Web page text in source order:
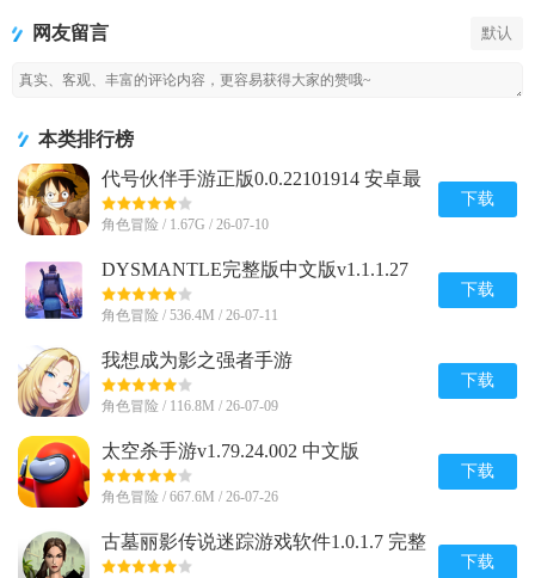
网友留言 默认
本类排行榜
代号伙伴手游正版0.0.22101914 安卓最
新版
角色冒险 / 1.67G / 26-07-10
下载
DYSMANTLE完整版中文版v1.1.1.27
安卓免付费版
角色冒险 / 536.4M / 26-07-11
下载
我想成为影之强者手游
(Eminence)v1.0.7 安卓最新版
角色冒险 / 116.8M / 26-07-09
下载
太空杀手游v1.79.24.002 中文版
角色冒险 / 667.6M / 26-07-26
下载
古墓丽影传说迷踪游戏软件1.0.1.7 完整
版
下载